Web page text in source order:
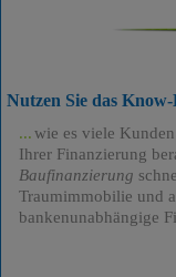
Nutzen Sie das
wie es viele
Ihrer Finanzierung
Baufinanzierung
Traumimmobilie und
bankenunabhängige